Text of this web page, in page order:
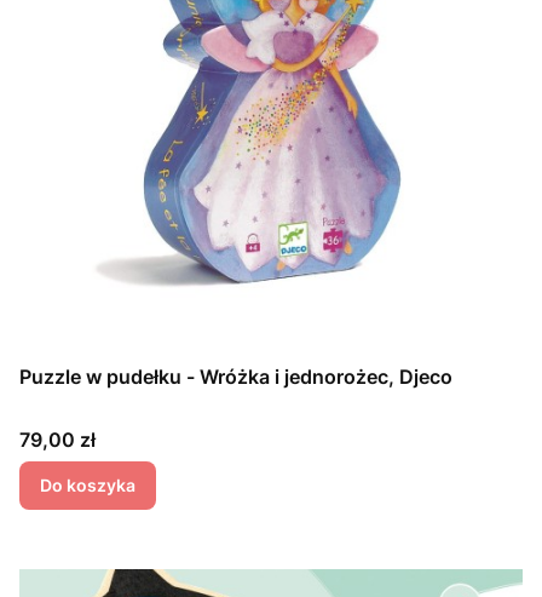
Puzzle w pudełku - Wróżka i jednorożec, Djeco
Cena
79,00 zł
Do koszyka